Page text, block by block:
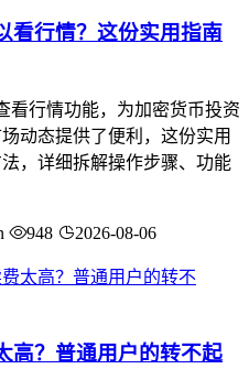
看行情？这份实用指南
看行情功能，为加密货币投资
动态提供了便利，这份实用
，详细拆解操作步骤、功能
948 2026-08-06
高？普通用户的转不起